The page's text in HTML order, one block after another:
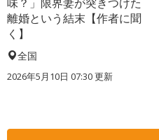
離婚という結末【作者に聞
く】
全国
2026年5月10日 07:30 更新